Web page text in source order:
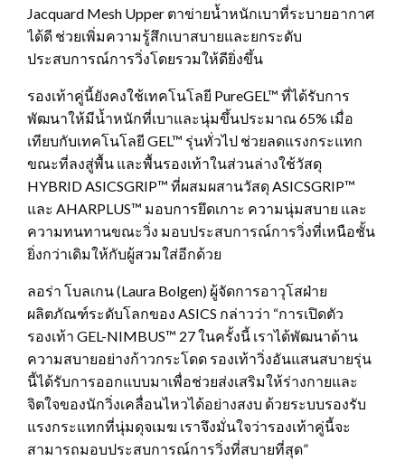
Jacquard Mesh Upper ตาข่ายน้ำหนักเบาที่ระบายอากาศ
ได้ดี ช่วยเพิ่มความรู้สึกเบาสบายและยกระดับ
ประสบการณ์การวิ่งโดยรวมให้ดียิ่งขึ้น
รองเท้าคู่นี้ยังคงใช้เทคโนโลยี PureGEL™ ที่ได้รับการ
พัฒนาให้มีน้ำหนักที่เบาและนุ่มขึ้นประมาณ 65% เมื่อ
เทียบกับเทคโนโลยี GEL™ รุ่นทั่วไป ช่วยลดแรงกระแทก
ขณะที่ลงสู่พื้น และพื้นรองเท้าในส่วนล่างใช้วัสดุ
HYBRID ASICSGRIP™ ที่ผสมผสานวัสดุ ASICSGRIP™
และ AHARPLUS™ มอบการยึดเกาะ ความนุ่มสบาย และ
ความทนทานขณะวิ่ง มอบประสบการณ์การวิ่งที่เหนือชั้น
ยิ่งกว่าเดิมให้กับผู้สวมใส่อีกด้วย
ลอร่า โบลเกน (Laura Bolgen) ผู้จัดการอาวุโสฝ่าย
ผลิตภัณฑ์ระดับโลกของ ASICS กล่าวว่า “การเปิดตัว
รองเท้า GEL-NIMBUS™ 27 ในครั้งนี้ เราได้พัฒนาด้าน
ความสบายอย่างก้าวกระโดด รองเท้าวิ่งอันแสนสบายรุ่น
นี้ได้รับการออกแบบมาเพื่อช่วยส่งเสริมให้ร่างกายและ
จิตใจของนักวิ่งเคลื่อนไหวได้อย่างสงบ ด้วยระบบรองรับ
แรงกระแทกที่นุ่มดุจเมฆ เราจึงมั่นใจว่ารองเท้าคู่นี้จะ
สามารถมอบประสบการณ์การวิ่งที่สบายที่สุด”